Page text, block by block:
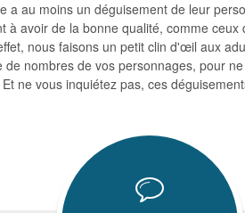
a au moins un déguisement de leur
à avoir de la bonne qualité, comme
nous faisons un petit clin d'œil aux
nombres de vos personnages, pour
ne vous inquiétez pas, ces